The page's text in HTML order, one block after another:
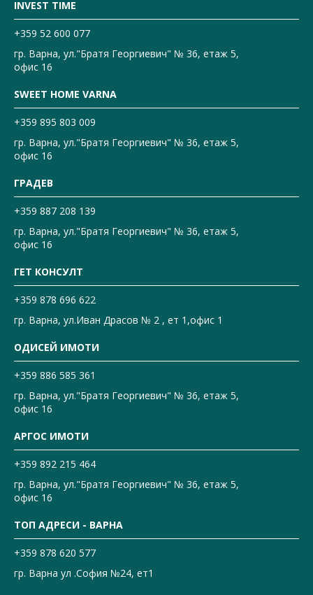
INVEST TIME
+359 52 600 077
гр. Варна, ул."Братя Георгиевич" № 36, етаж 5,
офис 16
SWEET HOME VARNA
+359 895 803 009
гр. Варна, ул."Братя Георгиевич" № 36, етаж 5,
офис 16
ГРАДЕВ
+359 887 208 139
гр. Варна, ул."Братя Георгиевич" № 36, етаж 5,
офис 16
ГЕТ КОНСУЛТ
+359 878 696 622
гр. Варна, ул.Иван Драсов № 2 , ет 1,офис 1
ОДИСЕЙ ИМОТИ
+359 886 585 361
гр. Варна, ул."Братя Георгиевич" № 36, етаж 5,
офис 16
АРГОС ИМОТИ
+359 892 215 464
гр. Варна, ул."Братя Георгиевич" № 36, етаж 5,
офис 16
ТОП АДРЕСИ - ВАРНА
+359 878 620 577
гр. Варна ул .София №24, ет1